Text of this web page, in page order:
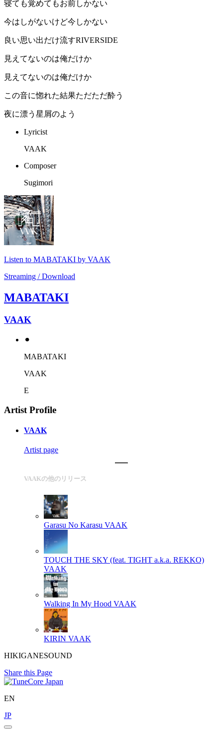
寝ても覚めてもお前しかない
今はしがないけど今しかない
良い思い出だけ流すRIVERSIDE
見えてないのは俺だけか
見えてないのは俺だけか
この音に惚れた結果ただただ酔う
夜に漂う星屑のよう
Lyricist
VAAK
Composer
Sugimori
Listen to MABATAKI by VAAK
Streaming / Download
MABATAKI
VAAK
⚫︎
MABATAKI
VAAK
E
Artist Profile
VAAK
Artist page
VAAKの他のリリース
Garasu No Karasu VAAK
TOUCH THE SKY (feat. TIGHT a.k.a. REKKO)
VAAK
Walking In My Hood VAAK
KIRIN VAAK
HIKIGANESOUND
Share this Page
EN
JP